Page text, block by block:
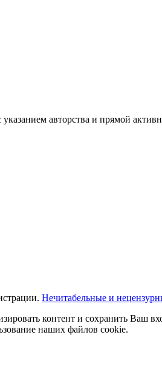
указанием авторства и прямой
Нечитабельные и
контент и сохранить Ваш
наших файлов cookie.